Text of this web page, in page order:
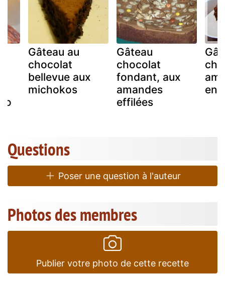
Gâteau au
chocolat
bellevue aux
michokos
Gâteau
chocolat
fondant, aux
amandes
effilées
Questions
Poser une question à l'auteur
Photos des membres
Publier votre photo de cette recette